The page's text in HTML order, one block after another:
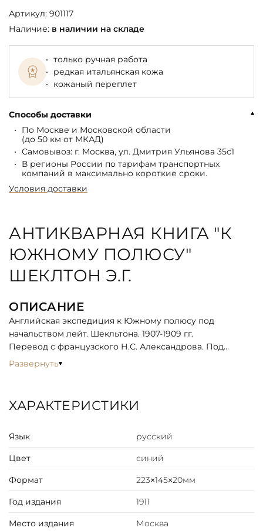
Артикул: 901117
Наличие: в наличии на складе
только ручная работа
редкая итальянская кожа
кожаный переплет
Способы доставки
По Москве и Московской области
(до 50 км от МКАД)
Самовывоз: г. Москва, ул. Дмитрия Ульянова 35с1
В регионы России по тарифам транспортных
компаний в максимально короткие сроки.
Условия доставки
АНТИКВАРНАЯ КНИГА "К
ЮЖНОМУ ПОЛЮСУ"
ШЕКЛТОН Э.Г.
ОПИСАНИЕ
Английская экспедиция к Южному полюсу под
начальством лейт. Шекльтона. 1907-1909 гг.
Перевод с французского Н.С. Александрова. Под
редакцией Прив.-доц. Московск. Университета А.И.
самостоятельных экспедиций Эрнеста Шеклтона.
Целью экспедиции было достижение географического
повернуть, не дойдя до цели всего 180 км, из-за
истощения членов полюсной группы.
Развернуть
ХАРАКТЕРИСТИКИ
Язык русский
Цвет синий
Формат 223×145×20мм
Год издания 1911
Место издания Москва